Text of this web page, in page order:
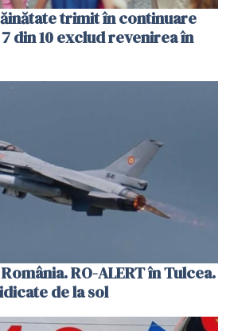
trimit în continuare
din 10 exclud revenirea în
RO-ALERT în Tulcea.
de la sol